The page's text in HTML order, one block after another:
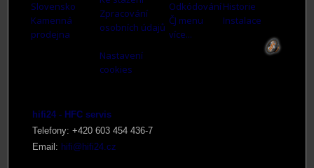
Slovensko
Kamenná
prodejna
Zpracování
osobních údajů
Nastavení
cookies
Odkódování
ČJ menu
více...
Historie
Instalace
hifi24 - HFC servis
Telefony: +420 603 454 436-7
Email: hifi@hifi24.cz